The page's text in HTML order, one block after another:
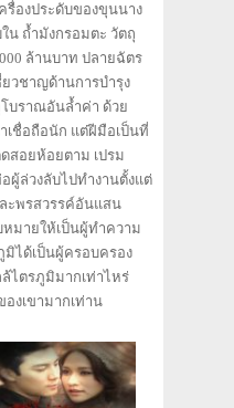
รื่องประดับของขุนนาง
ถ้ำมังกรอมตะ วัตถุ
ล้านบาท ปลายฉัตร
วชาญด้านการบำรุง
บราณอันล้ำค่า ด้วย
เชื่อถือนัก แต่ฝีมือเป็นที่
สอยห้อยตาม เปรม
ผู้ล่วงลับไปทำงานตั้งแต่
ะพรสวรรค์อันแสน
มายให้เป็นผู้ทำความ
ได้เป็นผู้ครอบครอง
ไตรภูมิมากเท่าไหร่
งเขามากเท่าน